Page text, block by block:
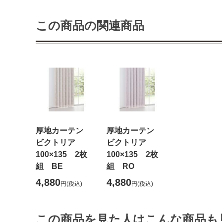
この商品の関連商品
厚地カーテン
ビクトリア
100×135 2枚
組 BE
4,880円(税込)
厚地カーテン
ビクトリア
100×135 2枚
組 RO
4,880円(税込)